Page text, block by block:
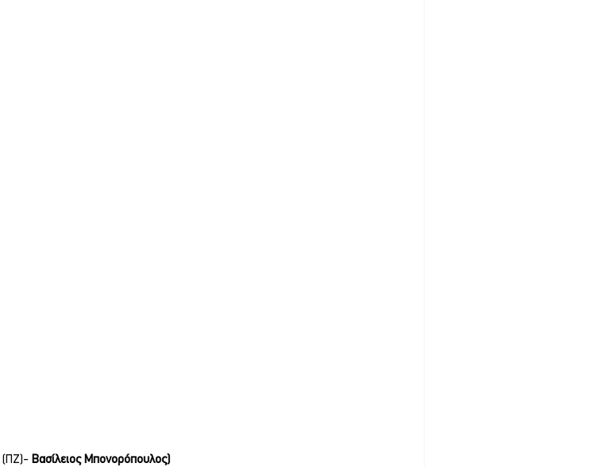
(ΠΖ)- Βασίλειος Μπονορόπουλος)